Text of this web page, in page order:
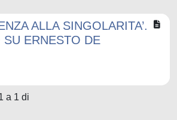
ALLA SINGOLARITA’.
ERNESTO DE
a 1 di